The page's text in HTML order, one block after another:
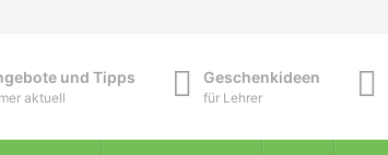
und Tipps
aktuell
Geschenkideen
für Lehrer